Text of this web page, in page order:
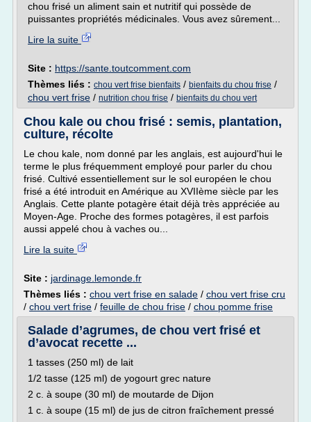
chou frisé un aliment sain et nutritif qui possède de
puissantes propriétés médicinales. Vous avez sûrement...
Lire la suite
Site : https://sante.toutcomment.com
Thèmes liés : chou vert frise bienfaits / bienfaits du chou frise /
chou vert frise / nutrition chou frise / bienfaits du chou vert
Chou kale ou chou frisé : semis, plantation,
culture, récolte
Le chou kale, nom donné par les anglais, est aujourd'hui le
terme le plus fréquemment employé pour parler du chou
frisé. Cultivé essentiellement sur le sol européen le chou
frisé a été introduit en Amérique au XVIIème siècle par les
Anglais. Cette plante potagère était déjà très appréciée au
Moyen-Age. Proche des formes potagères, il est parfois
aussi appelé chou à vaches ou...
Lire la suite
Site : jardinage.lemonde.fr
Thèmes liés : chou vert frise en salade / chou vert frise cru
/ chou vert frise / feuille de chou frise / chou pomme frise
Salade d’agrumes, de chou vert frisé et
d’avocat recette ...
1 tasses (250 ml) de lait
1/2 tasse (125 ml) de yogourt grec nature
2 c. à soupe (30 ml) de moutarde de Dijon
1 c. à soupe (15 ml) de jus de citron fraîchement pressé